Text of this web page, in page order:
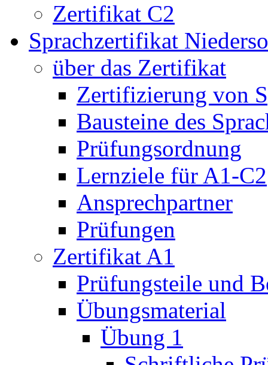
Zertifikat C2
Sprachzertifikat
über das Zertifikat
Zertifizierung von
Bausteine des
Prüfungsordnung
Lernziele für A1-C2
Ansprechpartner
Prüfungen
Zertifikat A1
Prüfungsteile und
Übungsmaterial
Übung 1